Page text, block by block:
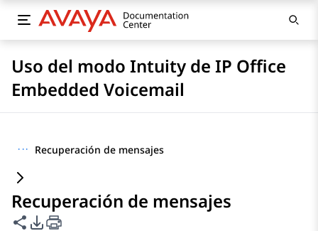
Uso del modo Intuity de IP Office
Embedded Voicemail
··· Recuperación de mensajes
Recuperación de mensajes
Compartir esta página
Opciones de exportación de PDF